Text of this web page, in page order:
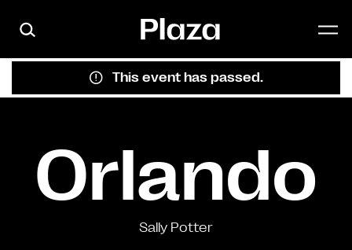
This event has passed.
Orlando
Sally Potter